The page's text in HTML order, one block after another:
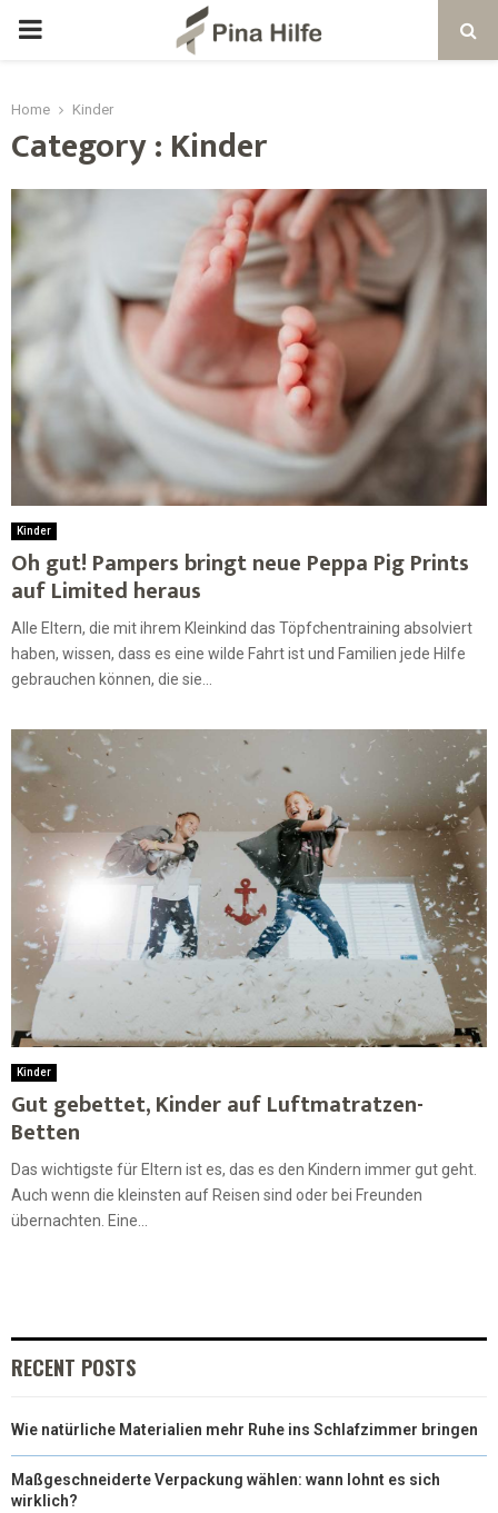
Home Kinder
Category : Kinder
Kinder
Oh gut! Pampers bringt neue Peppa Pig Prints
auf Limited heraus
Alle Eltern, die mit ihrem Kleinkind das Töpfchentraining absolviert
haben, wissen, dass es eine wilde Fahrt ist und Familien jede Hilfe
gebrauchen können, die sie...
Kinder
Gut gebettet, Kinder auf Luftmatratzen-
Betten
Das wichtigste für Eltern ist es, das es den Kindern immer gut geht.
Auch wenn die kleinsten auf Reisen sind oder bei Freunden
übernachten. Eine...
RECENT POSTS
Wie natürliche Materialien mehr Ruhe ins Schlafzimmer bringen
Maßgeschneiderte Verpackung wählen: wann lohnt es sich
wirklich?